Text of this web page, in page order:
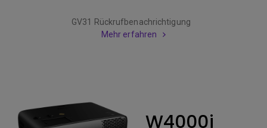
GV31 Rückrufbenachrichtigung
Mehr erfahren
W4000i